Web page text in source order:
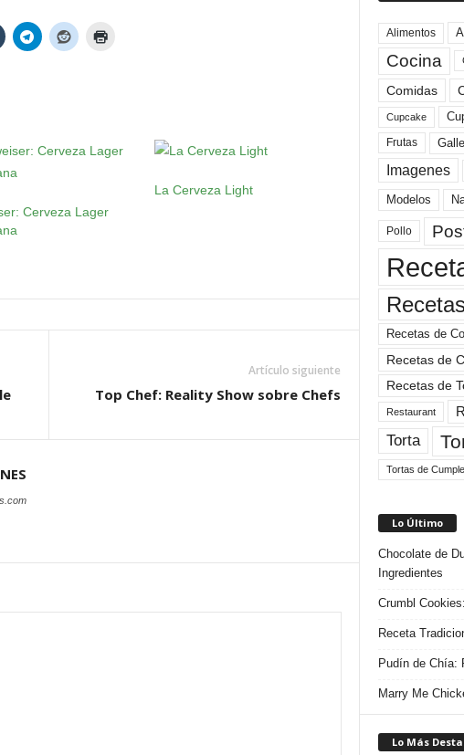
Cerveza Lager
La Cerveza Light
Artículo siguiente
Top Chef: Reality Show sobre Chefs
Alimentos
Cocina
Comidas
Cupcake
Frutas
Imagenes
Modelos
Pollo
Recetas de
Recetas de
Recetas de
Restaurant
Torta
Tortas de
Lo Último
Chocolate de
Ingredientes
Crumbl
Receta
Pudín de Chía:
Marry Me
Lo Más